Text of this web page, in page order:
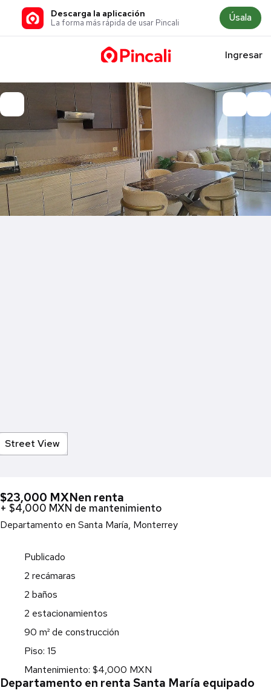
Descarga la aplicación
La forma más rápida de usar Pincali Úsala
Ingresar
Street View
$23,000 MXNen renta
+ $4,000 MXN de mantenimiento
Departamento en Santa María, Monterrey
Publicado
2 recámaras
2 baños
2 estacionamientos
90 m² de construcción
Piso: 15
Mantenimiento: $4,000 MXN
Departamento en renta Santa María equipado